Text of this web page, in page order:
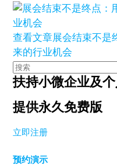
查看文章展会结束不是
来的行业机会
扶持小微企业及个
提供永久免费版
立即注册
预约演示